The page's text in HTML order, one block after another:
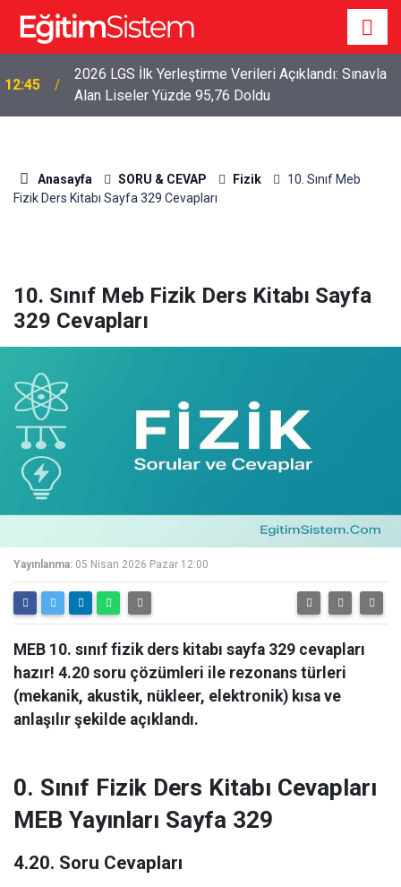
12:45
2026 LGS İlk Yerleştirme Verileri Açıklandı: Sınavla
Alan Liseler Yüzde 95,76 Doldu
Anasayfa SORU & CEVAP Fizik
10. Sınıf Meb
Fizik Ders Kitabı Sayfa 329 Cevapları
10. Sınıf Meb Fizik Ders Kitabı Sayfa
329 Cevapları
Yayınlanma: 05 Nisan 2026 Pazar 12:00
MEB 10. sınıf fizik ders kitabı sayfa 329 cevapları
hazır! 4.20 soru çözümleri ile rezonans türleri
(mekanik, akustik, nükleer, elektronik) kısa ve
anlaşılır şekilde açıklandı.
0. Sınıf Fizik Ders Kitabı Cevapları
MEB Yayınları Sayfa 329
4.20. Soru Cevapları